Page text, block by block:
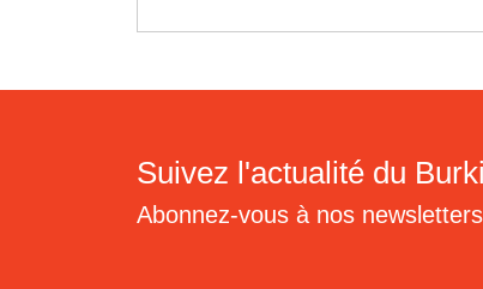
Suivez l'actualité du
Abonnez-vous à nos